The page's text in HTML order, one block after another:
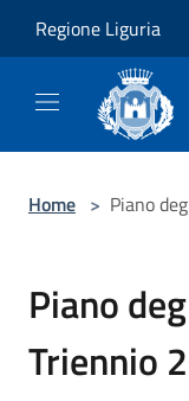
Regione Liguria
Home > Piano
Piano
Triennio